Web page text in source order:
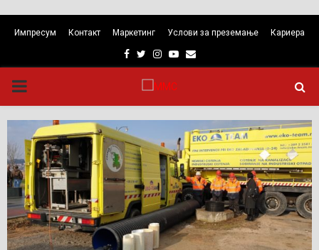
Импресум Контакт Маркетинг Услови за преземање Кариера
Facebook
TwitterInstagram
Youtube
Email
PRIMARY
MENU